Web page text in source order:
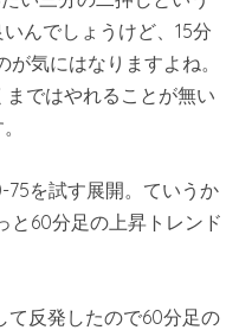
んでしょうけど、15分
気にはなりますよね。
ではやれることが無い
75を試す展開。ていうか
と60分足の上昇トレンド
て反発したので60分足の